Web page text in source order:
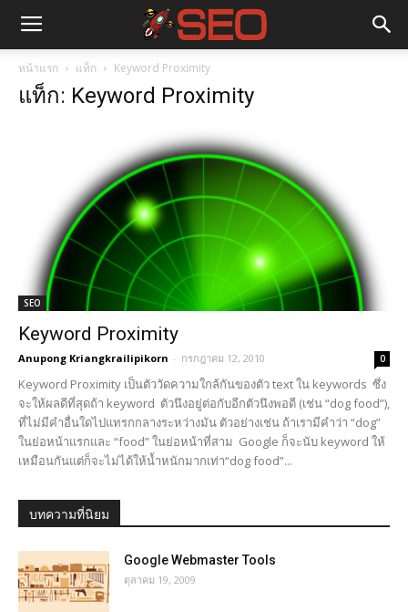
หน้าแรก แท็ก Keyword Proximity
แท็ก: Keyword Proximity
SEO
Keyword Proximity
Anupong Kriangkrailipikorn - กรกฎาคม 12, 2010 0
Keyword Proximity เป็นตัววัดความใกล้กันของตัว text ใน keywords ซึ่ง
จะให้ผลดีที่สุดถ้า keyword ตัวนึงอยู่ต่อกับอีกตัวนึงพอดี (เช่น “dog food”),
ที่ไม่มีคำอื่นใดไปแทรกกลางระหว่างมัน ตัวอย่างเช่น ถ้าเรามีคำว่า “dog”
ในย่อหน้าแรกและ “food” ในย่อหน้าที่สาม Google ก็จะนับ keyword ให้
เหมือนกันแต่ก็จะไม่ได้ให้น้ำหนักมากเท่า“dog food”...
บทความที่นิยม
Google Webmaster Tools
ตุลาคม 19, 2009